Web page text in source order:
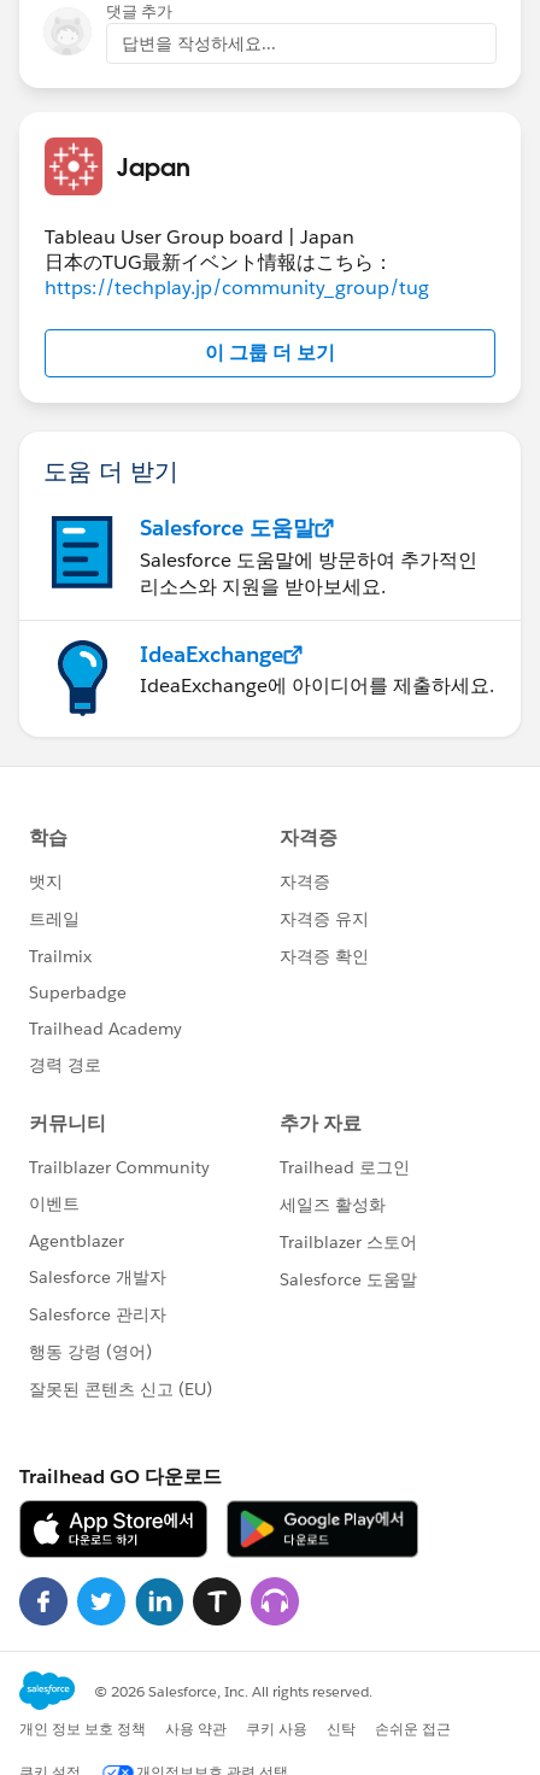
たい​と考えています。下記の場合だと、該当期間にC課
を利用したユーザが存在しないため、C課の表記が消え
ておりますがこの場合だと0/3といった表示がされるよ
うにしたいです。
お手数をおかけしますが、ご確認のほどよろしくお願い
いたします。​
댓글 추가
답변을 작성하세요...
Japan
Tableau User Group board | Japan
日本のTUG最新イベント情報はこちら：
https://techplay.jp/community_group/tug
이 그룹 더 보기
도움 더 받기
Salesforce 도움말
Salesforce 도움말에 방문하여 추가적인
리소스와 지원을 받아보세요.
IdeaExchange
IdeaExchange에 아이디어를 제출하세요.